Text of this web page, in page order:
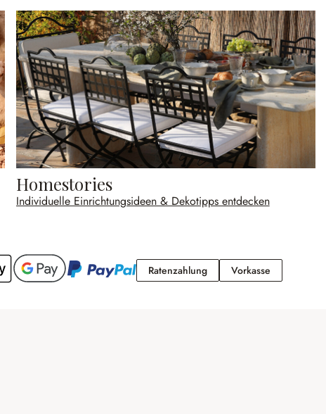
Homestories
Individuelle Einrichtungsideen & Dekotipps entdecken
RatenzahlungRatenzahlung
VorkasseVorkasse